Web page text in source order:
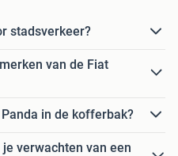
stadsverkeer?
van de Fiat
in de kofferbak?
verwachten van een